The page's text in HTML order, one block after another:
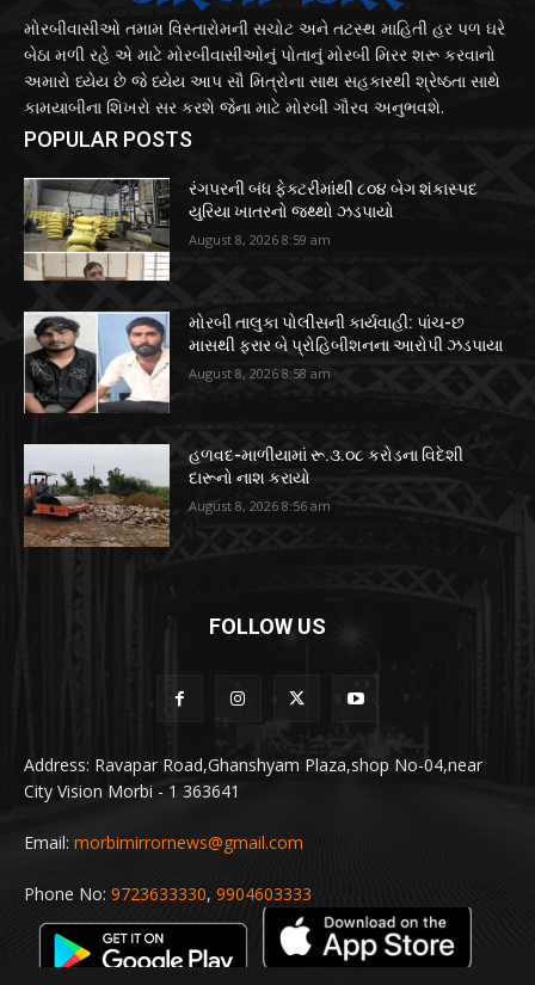
મોરબીવાસીઓ તમામ વિસ્તારોમની સચોટ અને તટસ્થ માહિતી હર પળ ઘરે
બેઠા મળી રહે એ માટે મોરબીવાસીઓનું પોતાનું મોરબી મિરર શરૂ કરવાનો
અમારો ધ્યેય છે જે ધ્યેય આપ સૌ મિત્રોના સાથ સહકારથી શ્રેષ્ઠતા સાથે
કામયાબીના શિખરો સર કરશે જેના માટે મોરબી ગૌરવ અનુભવશે.
POPULAR POSTS
રંગપરની બંધ ફેક્ટરીમાંથી ૮૦૪ બેગ શંકાસ્પદ
યુરિયા ખાતરનો જથ્થો ઝડપાયો
August 8, 2026 8:59 am
મોરબી તાલુકા પોલીસની કાર્યવાહી: પાંચ-છ
માસથી ફરાર બે પ્રોહિબીશનના આરોપી ઝડપાયા
August 8, 2026 8:58 am
હળવદ-માળીયામાં રૂ.૩.૦૮ કરોડના વિદેશી
દારૂનો નાશ કરાયો
August 8, 2026 8:56 am
FOLLOW US
Address: Ravapar Road,Ghanshyam Plaza,shop No-04,near
City Vision Morbi - 1 363641
Email: morbimirrornews@gmail.com
Phone No: 9723633330, 9904603333